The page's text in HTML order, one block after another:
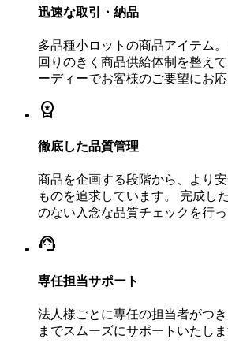
迅速な取引・納品
多品種小ロットの商品アイテム
回りのきく商品供給体制を整え
ーディーでお客様のご要望にお応
workspace_premium
徹底した品質管理
商品を企画する段階から、より
ものを追求しています。 完成し
のない入念な品質チェックを行っ
support_agent
専任担当サポート
法人様ごとに専任の担当者がつ
までスムーズにサポートいたしま